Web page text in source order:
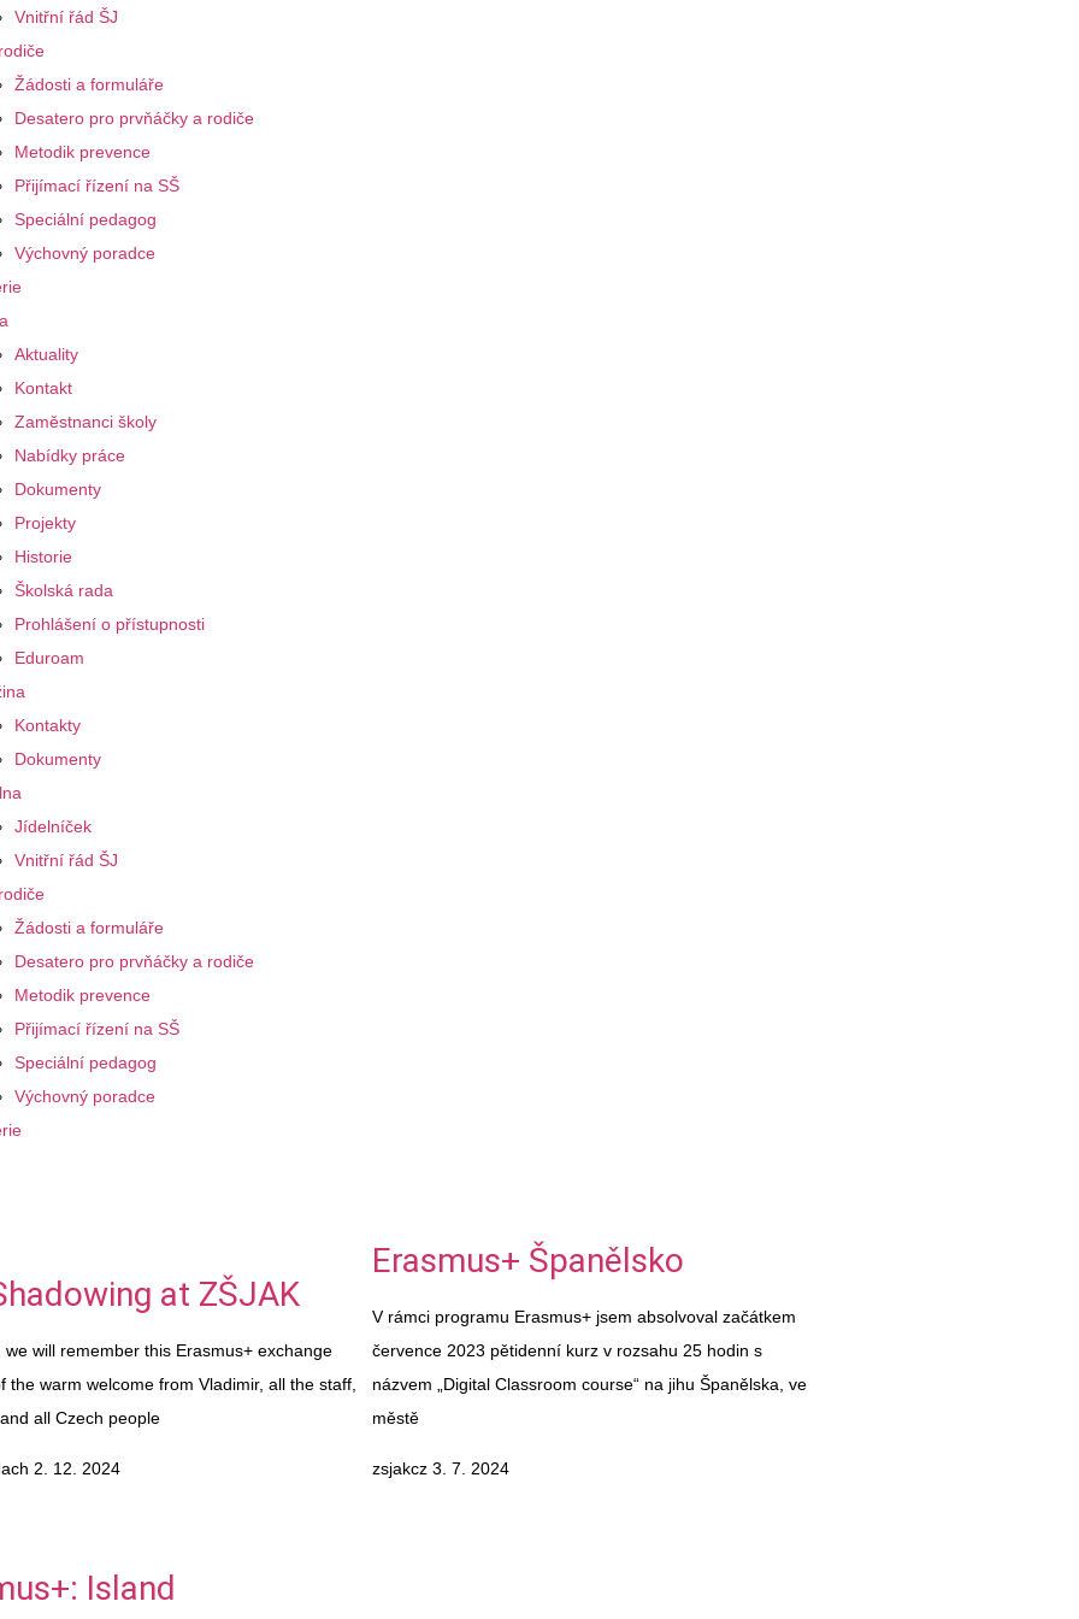
Vnitřní řád ŠJ
Žádosti a formuláře
Desatero pro prvňáčky a rodiče
Metodik prevence
Přijímací řízení na SŠ
Speciální pedagog
Výchovný poradce
Aktuality
Kontakt
Zaměstnanci školy
Nabídky práce
Dokumenty
Projekty
Historie
Školská rada
Prohlášení o přístupnosti
Eduroam
Kontakty
Dokumenty
Jídelníček
Vnitřní řád ŠJ
Žádosti a formuláře
Desatero pro prvňáčky a rodiče
Metodik prevence
Přijímací řízení na SŠ
Speciální pedagog
Výchovný poradce
at ZŠJAK
we will remember this Erasmus+ exchange
the warm welcome from Vladimir, all the staff,
all Czech people
2. 12. 2024
Erasmus+ Španělsko
V rámci programu Erasmus+ jsem absolvoval začátkem
července 2023 pětidenní kurz v rozsahu 25 hodin s
názvem „Digital Classroom course“ na jihu Španělska, ve
městě
zsjakcz 3. 7. 2024
Island